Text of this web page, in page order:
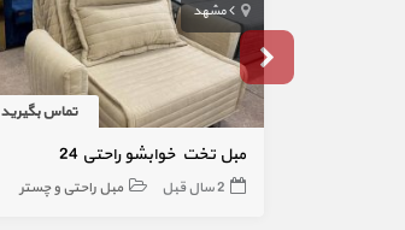
مشهد
تماس بگیرید
مبل تخت خوابشو راحتی 24
2 سال قبل مبل راحتی و چستر